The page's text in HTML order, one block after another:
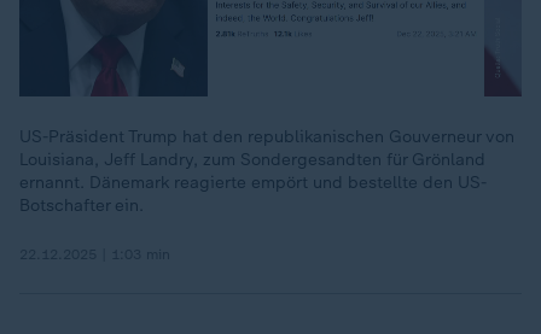
00:18
US-Präsident Trump hat den republikanischen Gouverneur von
Louisiana, Jeff Landry, zum Sondergesandten für Grönland
ernannt. Dänemark reagierte empört und bestellte den US-
Botschafter ein.